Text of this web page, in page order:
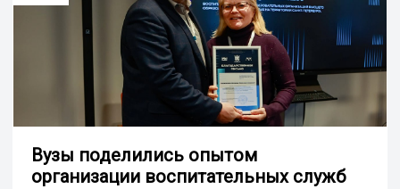
Вузы поделились опытом
организации воспитательных служб